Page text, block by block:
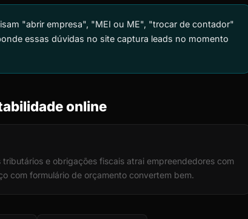
"abrir empresa", "MEI ou ME", "trocar de contador"
essas dúvidas no site captura leads no momento
online
e obrigações fiscais atrai empreendedores com
com formulário de orçamento convertem bem.